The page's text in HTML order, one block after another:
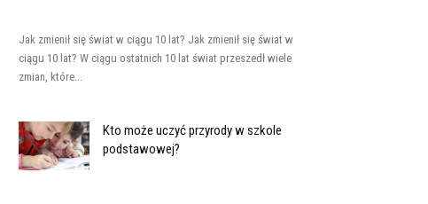
Jak zmienił się świat w ciągu 10 lat? Jak zmienił się świat w
ciągu 10 lat? W ciągu ostatnich 10 lat świat przeszedł wiele
zmian, które...
Kto może uczyć przyrody w szkole
podstawowej?